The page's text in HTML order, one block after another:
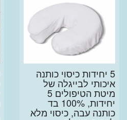
5 יחידות כיסוי כותנה
איכותי לבייגלה של
מיטת הטיפולים 5
יחידות, 100% בד
כותנה עבה, כיסוי מלא